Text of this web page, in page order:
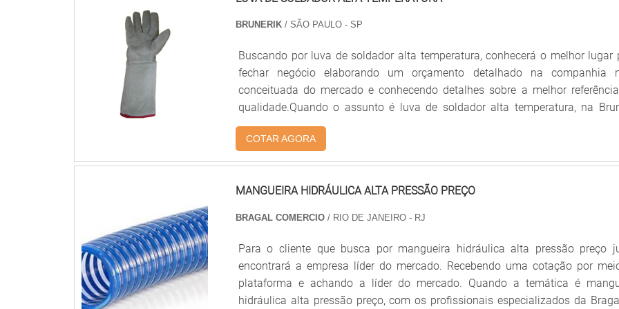
assertividade.A empresa conta com um time de profissionais qualificados
serviço, além de investir em equipamentos modernos, que se ajustam a
concorrência pela idoneidade em tudo que faz, o que fecha o ciclo de entrega
excelência para cada cliente....
BRUNERIK/ SÃO PAULO - SP
Buscando por luva de soldador alta temperatura, conhecerá o melhor lugar
fechar negócio elaborando um orçamento detalhado na companhia
conceituada do mercado e conhecendo detalhes sobre a melhor
qualidade.Quando o assunto é luva de soldador alta temperatura, na
atingirá ótima qualidade com soluções para questões relativas ao meio
segurança e saúde no trabalho.UM POUCO MAIS SOBRE A LUVA DE
ALTA TEMPERATURAExistem muitas formas diferentes de
energia em criar aos parceiros uma estrutura com: Tecnologia de ponta;
de alta qualidade onde são realizadas as atividades; Equipamentos de
qualidade. Sem perder o foco em luva de soldador alta temperatura, na
da empresa, a mesma deve prezar por produtos e serviços com
assertividade, detalhes que passam despercebidos e podem gerar prejuízo
para os clientes.É por esses e outros motivos que a Brunerik é referência
COTAR AGORA
MANGUEIRA HIDRÁULICA ALTA PRESSÃO PREÇO
BRAGAL COMERCIO/ RIO DE JANEIRO - RJ
Para o cliente que busca por mangueira hidráulica alta pressão preço
encontrará a empresa líder do mercado. Recebendo uma cotação por
plataforma e achando a líder do mercado. Quando a temática é
hidráulica alta pressão preço, com os profissionais especializados da